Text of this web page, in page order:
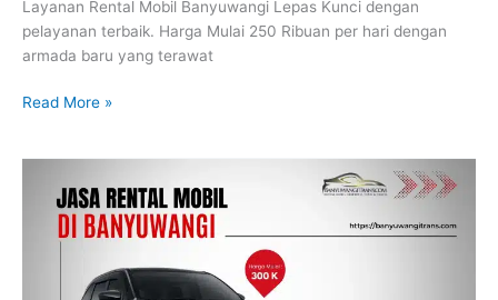
Layanan Rental Mobil Banyuwangi Lepas Kunci dengan
pelayanan terbaik. Harga Mulai 250 Ribuan per hari dengan
armada baru yang terawat
Read More »
Rental
Mobil
Banyuwangi